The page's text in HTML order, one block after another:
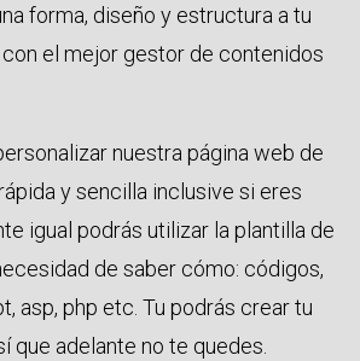
forma, diseño y estructura a tu
el mejor gestor de contenidos
nuestra página web de
y sencilla inclusive si eres
igual podrás utilizar la plantilla de
de saber cómo: códigos,
asp, php etc. Tu podrás crear tu
que adelante no te quedes.